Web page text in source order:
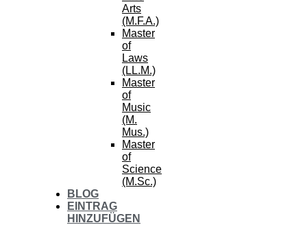
Arts
(M.F.A.)
Master
of
Laws
(LL.M.)
Master
of
Music
(M.
Mus.)
Master
of
Science
(M.Sc.)
BLOG
EINTRAG
HINZUFÜGEN